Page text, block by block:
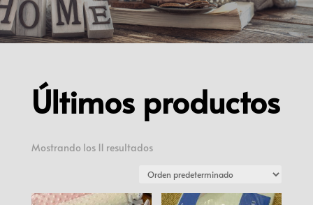
Últimos productos
Mostrando los 11 resultados